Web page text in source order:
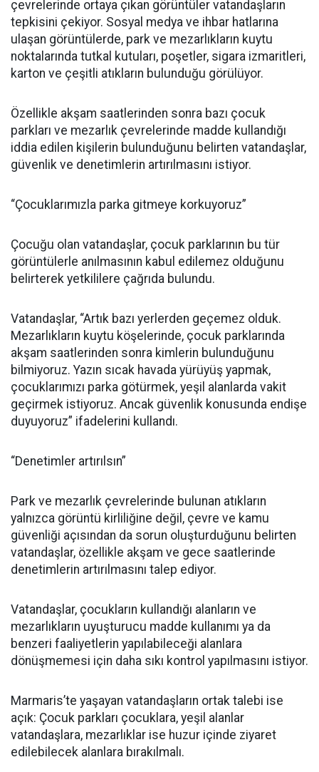
çevrelerinde ortaya çıkan görüntüler vatandaşların
tepkisini çekiyor. Sosyal medya ve ihbar hatlarına
ulaşan görüntülerde, park ve mezarlıkların kuytu
noktalarında tutkal kutuları, poşetler, sigara izmaritleri,
karton ve çeşitli atıkların bulunduğu görülüyor.
Özellikle akşam saatlerinden sonra bazı çocuk
parkları ve mezarlık çevrelerinde madde kullandığı
iddia edilen kişilerin bulunduğunu belirten vatandaşlar,
güvenlik ve denetimlerin artırılmasını istiyor.
“Çocuklarımızla parka gitmeye korkuyoruz”
Çocuğu olan vatandaşlar, çocuk parklarının bu tür
görüntülerle anılmasının kabul edilemez olduğunu
belirterek yetkililere çağrıda bulundu.
Vatandaşlar, “Artık bazı yerlerden geçemez olduk.
Mezarlıkların kuytu köşelerinde, çocuk parklarında
akşam saatlerinden sonra kimlerin bulunduğunu
bilmiyoruz. Yazın sıcak havada yürüyüş yapmak,
çocuklarımızı parka götürmek, yeşil alanlarda vakit
geçirmek istiyoruz. Ancak güvenlik konusunda endişe
duyuyoruz” ifadelerini kullandı.
“Denetimler artırılsın”
Park ve mezarlık çevrelerinde bulunan atıkların
yalnızca görüntü kirliliğine değil, çevre ve kamu
güvenliği açısından da sorun oluşturduğunu belirten
vatandaşlar, özellikle akşam ve gece saatlerinde
denetimlerin artırılmasını talep ediyor.
Vatandaşlar, çocukların kullandığı alanların ve
mezarlıkların uyuşturucu madde kullanımı ya da
benzeri faaliyetlerin yapılabileceği alanlara
dönüşmemesi için daha sıkı kontrol yapılmasını istiyor.
Marmaris’te yaşayan vatandaşların ortak talebi ise
açık: Çocuk parkları çocuklara, yeşil alanlar
vatandaşlara, mezarlıklar ise huzur içinde ziyaret
edilebilecek alanlara bırakılmalı.